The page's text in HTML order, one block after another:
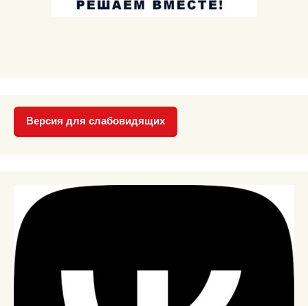
Версия для слабовидящих